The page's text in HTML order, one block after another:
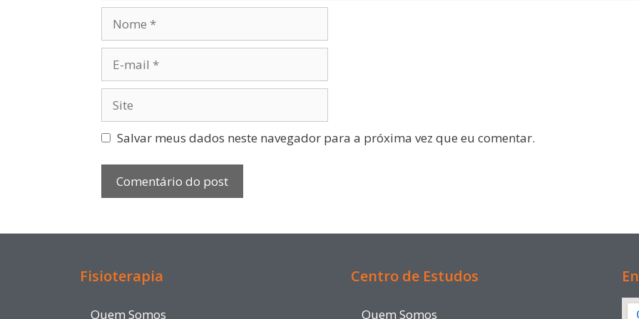
Salvar meus dados neste navegador para a próxima vez que eu comentar.
Fisioterapia
Quem Somos
Centro de Estudos
Quem Somos